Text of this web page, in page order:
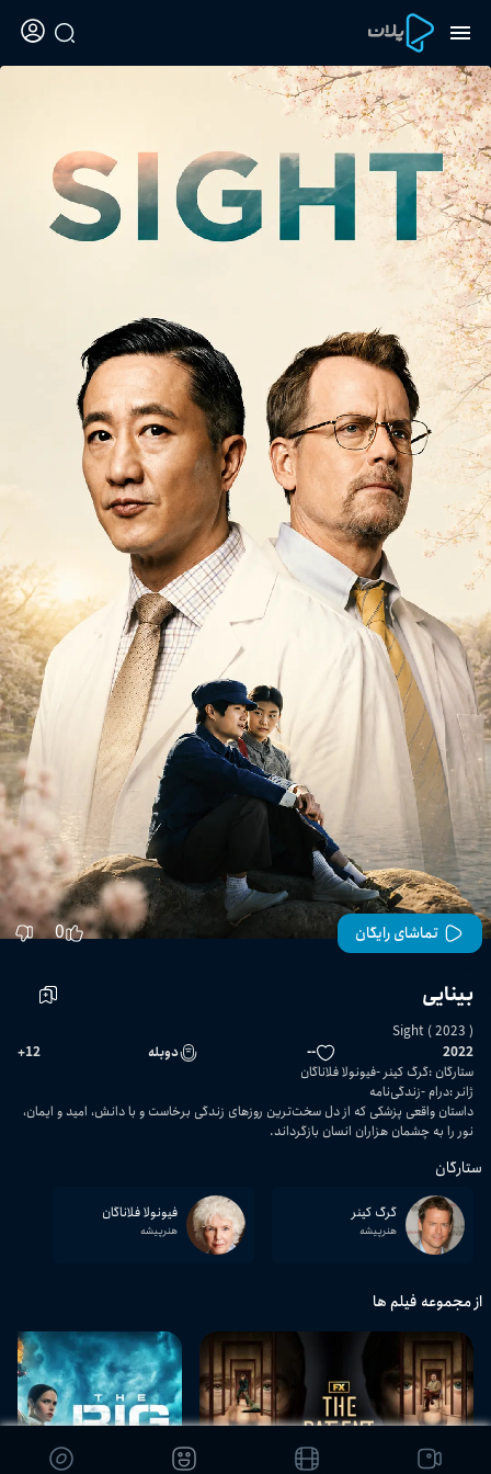
تماشای رایگان 0
بینایی
Sight ( 2023 )
2022
-- دوبله 12
+
ستارگان :گرگ کینر فیونولا فلاناگان
ژانر:درام زندگی‌نامه
داستان واقعی پزشکی که از دل سخت‌ترین روزهای زندگی برخاست و با دانش، امید و ایمان،
نور را به چشمان هزاران انسان بازگرداند.
ستارگان
گرگ کینر
هنرپیشه
فیونولا فلاناگان
هنرپیشه
از مجموعه فیلم ها